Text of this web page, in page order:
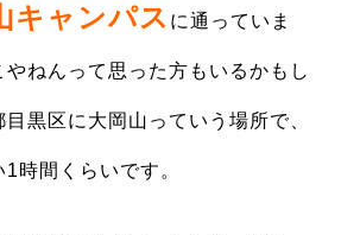
キャンパス に通っていま
ねんって思った方もいるかもし
黒区に大岡山っていう場所で、
時間くらいです。